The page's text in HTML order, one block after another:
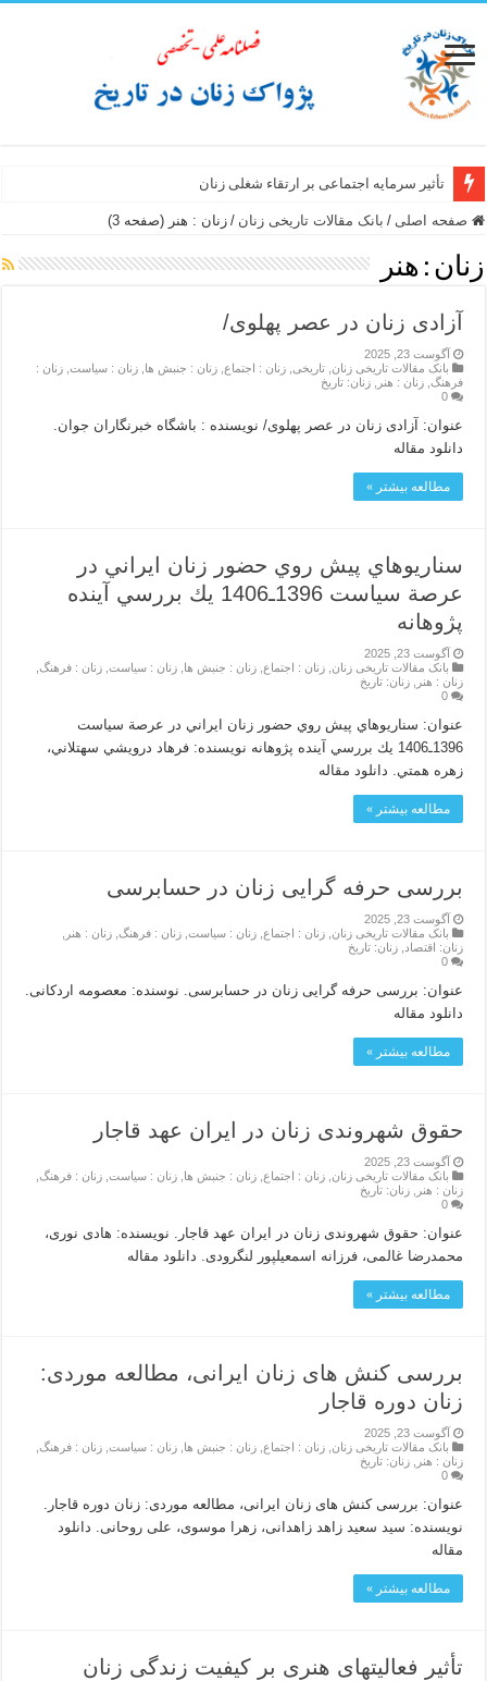
تأثیر سرمایه اجتماعی بر ارتقاء شغلی زنان
صفحه اصلی / بانک مقالات تاریخی زنان / زنان : هنر (صفحه 3)
زنان : هنر
آزادی زنان در عصر پهلوی/
آگوست 23, 2025
بانک مقالات تاریخی زنان ,تاریخی ,زنان : اجتماع ,زنان : جنبش ها ,زنان : سیاست ,زنان :
فرهنگ ,زنان : هنر ,زنان: تاریخ
0
عنوان: آزادی زنان در عصر پهلوی/ نویسنده : باشگاه خبرنگاران جوان.
دانلود مقاله
مطالعه بیشتر »
سناريوهاي پيش روي حضور زنان ايراني در
عرصة سياست 1396ـ1406 يك بررسي آينده
پژوهانه
آگوست 23, 2025
بانک مقالات تاریخی زنان ,زنان : اجتماع ,زنان : جنبش ها ,زنان : سیاست ,زنان : فرهنگ
زنان : هنر
,زنان: تاریخ
0
عنوان: سناريوهاي پيش روي حضور زنان ايراني در عرصة سياست
1396ـ1406 يك بررسي آينده پژوهانه نویسنده: فرهاد درويشي سهتلاني،
زهره همتي. دانلود مقاله
مطالعه بیشتر »
بررسی حرفه گرایی زنان در حسابرسی
آگوست 23, 2025
بانک مقالات تاریخی زنان ,زنان : اجتماع ,زنان : سیاست ,زنان : فرهنگ ,زنان : هنر
زنان: اقتصاد
,زنان: تاریخ
0
عنوان: بررسی حرفه گرایی زنان در حسابرسی. نوسنده: معصومه اردکانی.
دانلود مقاله
مطالعه بیشتر »
حقوق شهروندی زنان در ایران عهد قاجار
آگوست 23, 2025
بانک مقالات تاریخی زنان ,زنان : اجتماع ,زنان : جنبش ها ,زنان : سیاست ,زنان : فرهنگ
زنان : هنر
,زنان: تاریخ
0
عنوان: حقوق شهروندی زنان در ایران عهد قاجار. نویسنده: هادی نوری،
محمدرضا غالمی، فرزانه اسمعیلپور لنگرودی. دانلود مقاله
مطالعه بیشتر »
بررسی کنش های زنان ایرانی، مطالعه موردی:
زنان دوره قاجار
آگوست 23, 2025
بانک مقالات تاریخی زنان ,زنان : اجتماع ,زنان : جنبش ها ,زنان : سیاست ,زنان : فرهنگ
زنان : هنر
,زنان: تاریخ
0
عنوان: بررسی کنش های زنان ایرانی، مطالعه موردی: زنان دوره قاجار.
نویسنده: سید سعید زاهد زاهدانی، زهرا موسوی، علی روحانی. دانلود
مقاله
مطالعه بیشتر »
تأثیر فعالیتهای هنری بر کیفیت زندگی زنان